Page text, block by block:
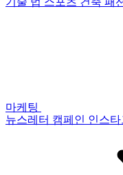
마케팅
뉴스레터 캠페인 인스